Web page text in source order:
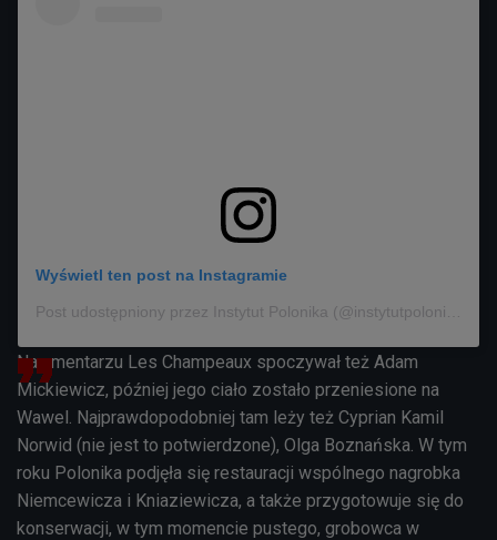
Wyświetl ten post na Instagramie
Na cmentarzu Les Champeaux spoczywał też Adam
Mickiewicz, później jego ciało zostało przeniesione na
Wawel. Najprawdopodobniej tam leży też Cyprian Kamil
Norwid (nie jest to potwierdzone), Olga Boznańska. W tym
roku Polonika podjęła się restauracji wspólnego nagrobka
Niemcewicza i Kniaziewicza, a także przygotowuje się do
konserwacji, w tym momencie pustego, grobowca w